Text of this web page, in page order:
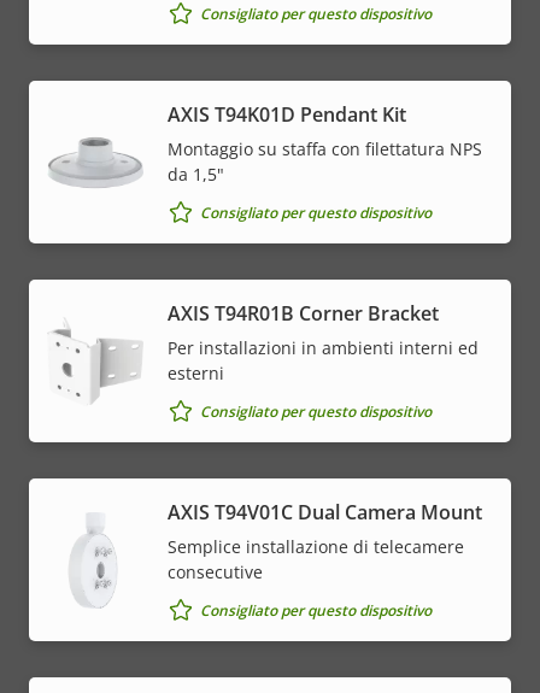
Consigliato per questo dispositivo
AXIS T94K01D Pendant Kit
Montaggio su staffa con filettatura NPS
da 1,5"
Consigliato per questo dispositivo
AXIS T94R01B Corner Bracket
Per installazioni in ambienti interni ed
esterni
Consigliato per questo dispositivo
AXIS T94V01C Dual Camera Mount
Semplice installazione di telecamere
consecutive
Consigliato per questo dispositivo